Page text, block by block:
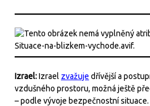
Izrael:Izrael zvažuje dřívější a
vzdušného prostoru, možná ještě
– podle vývoje bezpečnostní